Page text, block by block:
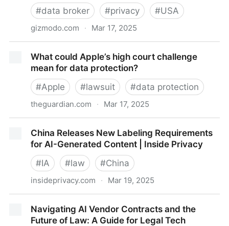
#data broker #privacy #USA
gizmodo.com · Mar 17, 2025
Personal Information on Nearly All Internet Users
What could Apple’s high court challenge
mean for data protection?
#Apple #lawsuit #data protection
theguardian.com · Mar 17, 2025
data protection?
China Releases New Labeling Requirements
for AI-Generated Content | Inside Privacy
#IA #law #China
insideprivacy.com · Mar 19, 2025
Generated Content | Inside Privacy
Navigating AI Vendor Contracts and the
Future of Law: A Guide for Legal Tech